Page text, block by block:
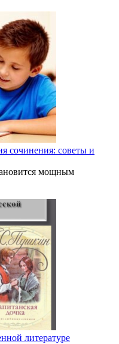
сочинения: советы и
мощным
литературе